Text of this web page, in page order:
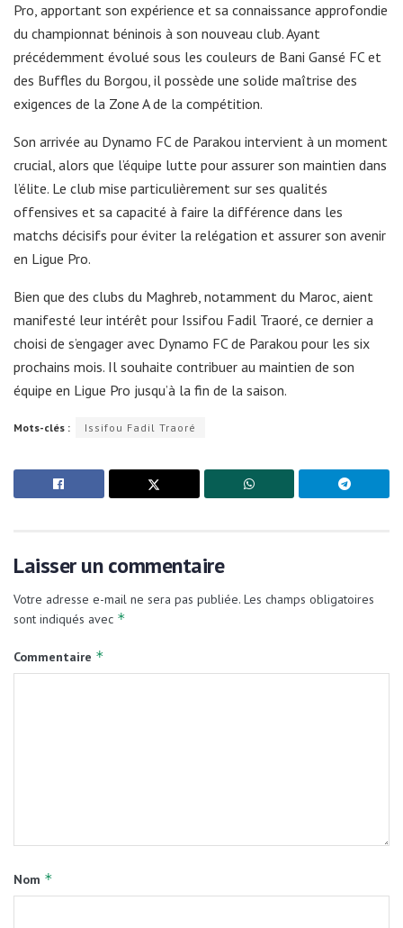
Pro, apportant son expérience et sa connaissance approfondie
du championnat béninois à son nouveau club. Ayant
précédemment évolué sous les couleurs de Bani Gansé FC et
des Buffles du Borgou, il possède une solide maîtrise des
exigences de la Zone A de la compétition.
Son arrivée au Dynamo FC de Parakou intervient à un moment
crucial, alors que l’équipe lutte pour assurer son maintien dans
l’élite. Le club mise particulièrement sur ses qualités
offensives et sa capacité à faire la différence dans les
matchs décisifs pour éviter la relégation et assurer son avenir
en Ligue Pro.
Bien que des clubs du Maghreb, notamment du Maroc, aient
manifesté leur intérêt pour Issifou Fadil Traoré, ce dernier a
choisi de s’engager avec Dynamo FC de Parakou pour les six
prochains mois. Il souhaite contribuer au maintien de son
équipe en Ligue Pro jusqu’à la fin de la saison.
Mots-clés : Issifou Fadil Traoré
Laisser un commentaire
Votre adresse e-mail ne sera pas publiée. Les champs obligatoires
sont indiqués avec *
Commentaire *
Nom *